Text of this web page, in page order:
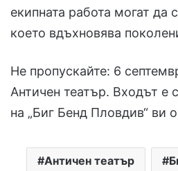
екипната работа могат да
което вдъхновява
Не пропускайте: 6
Античен театър. Входът е
на „Биг Бенд Пловдив“ ви
Античен театър